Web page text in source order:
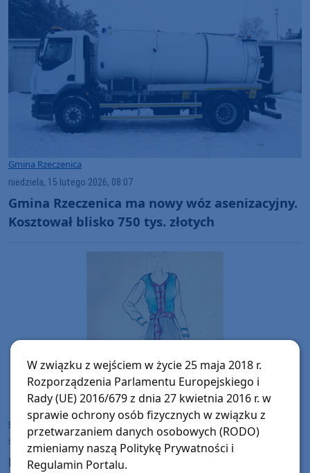
Gmina Rzeczenica
niedziela, 15 lutego 2026, 08:07
Gmina Rzeczenica ma nowy wóz asenizacyjny.
Kosztował blisko 750 tys. złotych
Gmina Rzeczenica
sobota, 7 lutego 2026, 08:29
Biała bluzka, zielona kamizelka i kwiecista
W związku z wejściem w życie 25 maja 2018 r.
Rozporządzenia Parlamentu Europejskiego i
Rady (UE) 2016/679 z dnia 27 kwietnia 2016 r. w
sprawie ochrony osób fizycznych w związku z
przetwarzaniem danych osobowych (RODO)
zmieniamy naszą Politykę Prywatności i
Regulamin Portalu.